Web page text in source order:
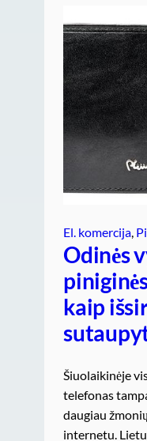
El. komercija,
Odinės
kaip
Šiuolaikinėje
telefonas
daugiau
internetu.